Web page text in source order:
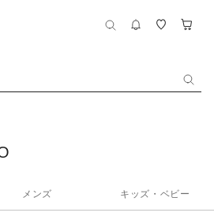
メンズ キッズ・ベビー